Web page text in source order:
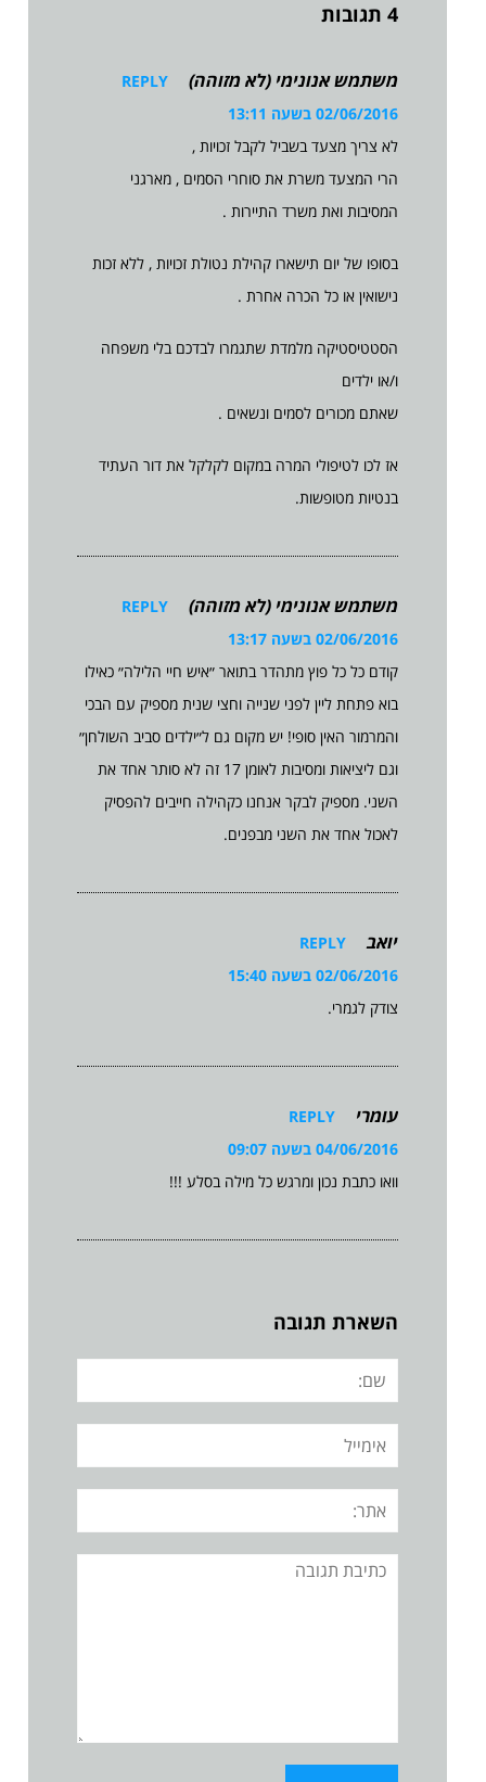
4 תגובות
משתמש אנונימי (לא מזוהה)
REPLY
02/06/2016 בשעה 13:11
לא צריך מצעד בשביל לקבל זכויות ,
הרי המצעד משרת את סוחרי הסמים , מארגני
המסיבות ואת משרד התיירות .
בסופו של יום תישארו קהילת נטולת זכויות , ללא זכות
נישואין או כל הכרה אחרת .
הסטטיסטיקה מלמדת שתגמרו לבדכם בלי משפחה
ו/או ילדים
שאתם מכורים לסמים ונשאים .
אז לכו לטיפולי המרה במקום לקלקל את דור העתיד
בנטיות מטופשות.
משתמש אנונימי (לא מזוהה)
REPLY
02/06/2016 בשעה 13:17
קודם כל כל פוץ מתהדר בתואר ״איש חיי הלילה״ כאילו
בוא פתחת ליין לפני שנייה וחצי שנית מספיק עם הבכי
והמרמור האין סופי! יש מקום גם ל״ילדים סביב השולחן״
וגם ליציאות ומסיבות לאומן 17 זה לא סותר אחד את
השני. מספיק לבקר אנחנו כקהילה חייבים להפסיק
לאכול אחד את השני מבפנים.
יואב
REPLY
02/06/2016 בשעה 15:40
צודק לגמרי.
עומרי
REPLY
04/06/2016 בשעה 09:07
וואו כתבת נכון ומרגש כל מילה בסלע !!!
השארת תגובה
שם:
אימייל
אתר:
תגובה